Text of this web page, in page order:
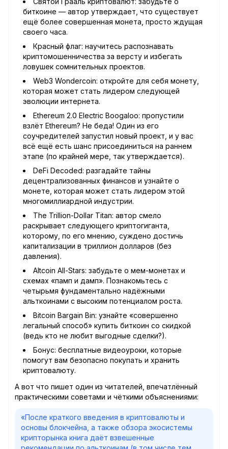
биткоине — автор утверждает, что существует
ещё более совершенная монета, просто ждущая
своего часа.
Красный флаг: научитесь распознавать
криптомошенничества за версту и избегать
ловушек сомнительных проектов.
Web3 Wondercoin: откройте для себя монету,
которая может стать лидером следующей
эволюции интернета.
Ethereum 2.0 Electric Boogaloo: пропустили
взлёт Ethereum? Не беда! Один из его
соучредителей запустил новый проект, и у вас
всё ещё есть шанс присоединиться на раннем
этапе (по крайней мере, так утверждается).
DeFi Decoded: разгадайте тайны
децентрализованных финансов и узнайте о
монете, которая может стать лидером этой
многомиллиардной индустрии.
The Trillion-Dollar Titan: автор смело
раскрывает следующего криптогиганта,
которому, по его мнению, суждено достичь
капитализации в триллион долларов (без
давления).
Altcoin All-Stars: забудьте о мем-монетах и
схемах «памп и дамп». Познакомьтесь с
четырьмя фундаментально надёжными
альткоинами с высоким потенциалом роста.
Bitcoin Bargain Bin: узнайте «совершенно
легальный способ» купить биткоин со скидкой
(ведь кто не любит выгодные сделки?).
Бонус: бесплатные видеоуроки, которые
помогут вам безопасно покупать и хранить
криптовалюту.
А вот что пишет один из читателей, впечатлённый
практическими советами и чёткими объяснениями:
«После краткого введения в криптовалюты и
основы блокчейна, а также обзора экосистемы
крипторынка книга даёт взвешенные